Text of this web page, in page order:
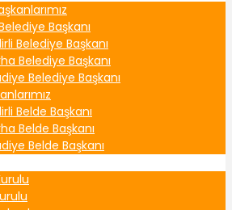
Başkanı
Belediye Başkanı
Belediye Başkanı
Belediye Başkanı
Belde Başkanı
Belde Başkanı
Belde Başkanı